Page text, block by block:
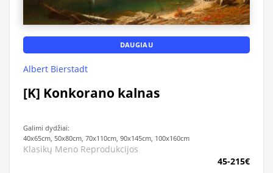
DAUGIAU
Albert Bierstadt
[K] Konkorano kalnas
Galimi dydžiai:
40x65cm, 50x80cm, 70x110cm, 90x145cm, 100x160cm
Klasikų Meno Reprodukcijos
45-215€